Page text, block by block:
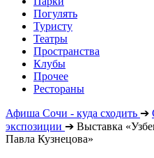
Погулять
Туристу
Театры
Пространства
Клубы
Прочее
Рестораны
Афиша Сочи - куда сходить ➔
экспозиции ➔ Выставка
Павла Кузнецова»